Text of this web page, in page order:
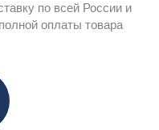
по всей России и
оплаты товара